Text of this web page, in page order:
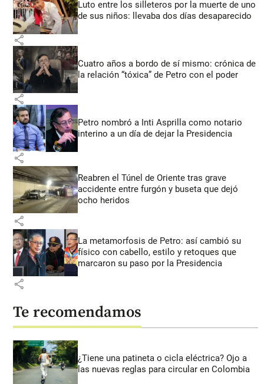
Luto entre los silleteros por la muerte de uno
de sus niños: llevaba dos días desaparecido
share
Cuatro años a bordo de sí mismo: crónica de
la relación “tóxica” de Petro con el poder
share
Petro nombró a Inti Asprilla como notario
interino a un día de dejar la Presidencia
share
Reabren el Túnel de Oriente tras grave
accidente entre furgón y buseta que dejó
ocho heridos
share
La metamorfosis de Petro: así cambió su
físico con cabello, estilo y retoques que
marcaron su paso por la Presidencia
share
Te recomendamos
¿Tiene una patineta o cicla eléctrica? Ojo a
las nuevas reglas para circular en Colombia